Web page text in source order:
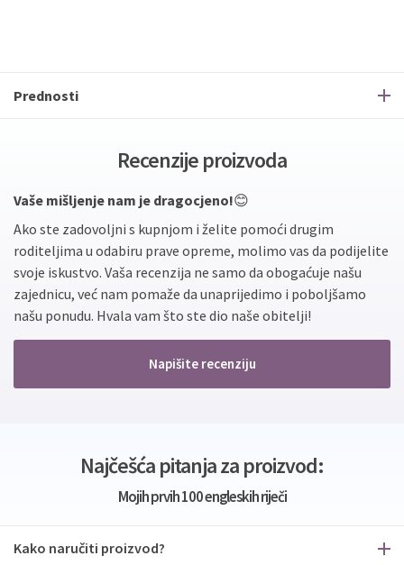
Prednosti
Recenzije proizvoda
Vaše mišljenje nam je dragocjeno!😊
Ako ste zadovoljni s kupnjom i želite pomoći drugim
roditeljima u odabiru prave opreme, molimo vas da podijelite
svoje iskustvo. Vaša recenzija ne samo da obogaćuje našu
zajednicu, već nam pomaže da unaprijedimo i poboljšamo
našu ponudu. Hvala vam što ste dio naše obitelji!
Napišite recenziju
Najčešća pitanja za proizvod:
Mojih prvih 100 engleskih riječi
Kako naručiti proizvod?